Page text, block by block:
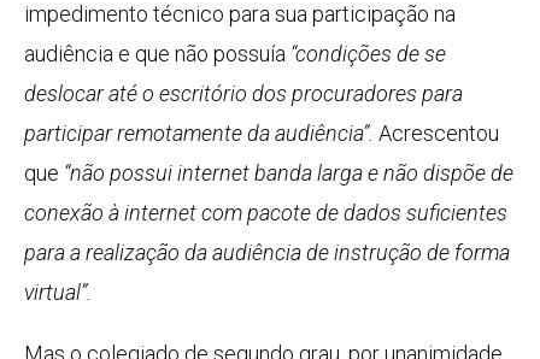
impedimento técnico para sua participação na
audiência e que não possuía “condições de se
deslocar até o escritório dos procuradores para
participar remotamente da audiência”. Acrescentou
que “não possui internet banda larga e não dispõe de
conexão à internet com pacote de dados suficientes
para a realização da audiência de instrução de forma
virtual”.
Mas o colegiado de segundo grau, por unanimidade